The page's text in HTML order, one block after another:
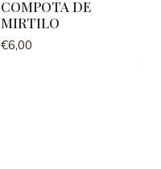
COMPOTA DE
MIRTILO
€6,00